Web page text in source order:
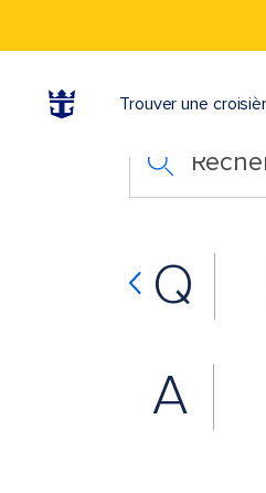
Trouver une
Q
A